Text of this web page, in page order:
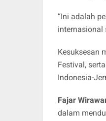
“Ini adalah
internasional
Kesuksesan
Festival,
Indonesia-
Fajar
dalam